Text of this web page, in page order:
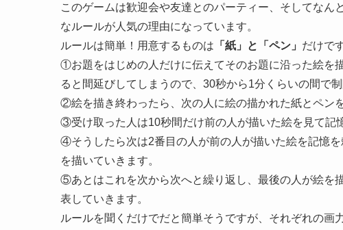
このゲームは歓迎会や友達とのパーティー、そしてな
なルールが人気の理由になっています。
ルールは簡単！ 用意するものは 「紙」と「ペン」 だけで
①お題をはじめの人だけに伝えてそのお題に沿った絵を
ると間延びしてしまうので、30秒から1分くらいの間で
②絵を描き終わったら、次の人に絵の描かれた紙とペン
③受け取った人は10秒間だけ前の人が描いた絵を見て記
④そうしたら次は2番目の人が前の人が描いた絵を記憶
を描いていきます。
⑤あとはこれを次から次へと繰り返し、最後の人が絵を
表していきます。
ルールを聞くだけでだと簡単そうですが、それぞれの画